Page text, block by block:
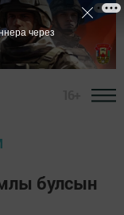
булсын
через